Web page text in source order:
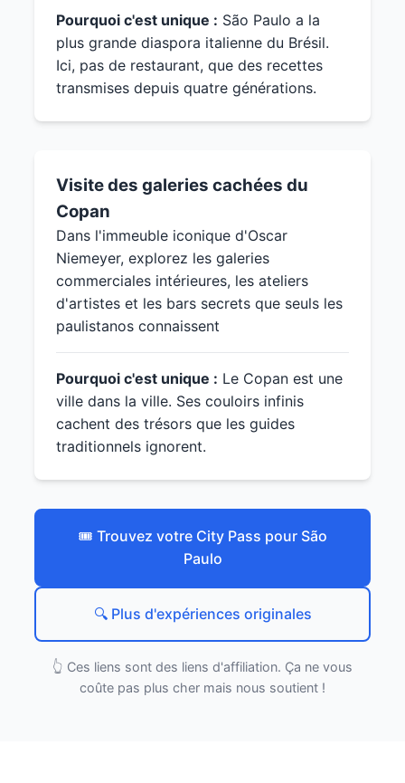
Pourquoi c'est unique : São Paulo a la
plus grande diaspora italienne du Brésil.
Ici, pas de restaurant, que des recettes
transmises depuis quatre générations.
Visite des galeries cachées du
Copan
Dans l'immeuble iconique d'Oscar
Niemeyer, explorez les galeries
commerciales intérieures, les ateliers
d'artistes et les bars secrets que seuls les
paulistanos connaissent
Pourquoi c'est unique : Le Copan est une
ville dans la ville. Ses couloirs infinis
cachent des trésors que les guides
traditionnels ignorent.
🎟️ Trouvez votre City Pass pour São
Paulo
🔍 Plus d'expériences originales
👆 Ces liens sont des liens d'affiliation. Ça ne vous
coûte pas plus cher mais nous soutient !